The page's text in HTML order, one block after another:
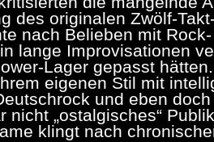
des originalen Zwölf-
nach Belieben mit
lange Improvisationen
Lager gepasst
eigenen Stil mit
und eben
„ostalgisches“
klingt nach